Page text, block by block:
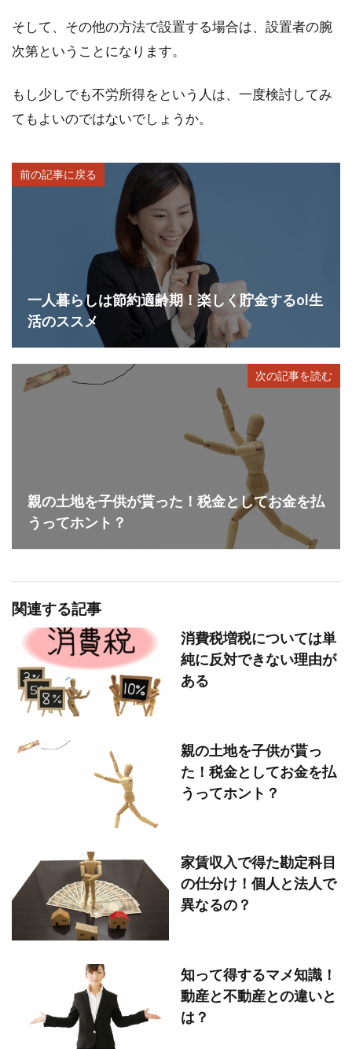
そして、その他の方法で設置する場合は、設置者の腕
次第ということになります。
もし少しでも不労所得をという人は、一度検討してみ
てもよいのではないでしょうか。
前の記事に戻る
一人暮らしは節約適齢期！楽しく貯金するol生
活のススメ
次の記事を読む
親の土地を子供が貰った！税金としてお金を払
うってホント？
関連する記事
消費税増税については単
純に反対できない理由が
ある
親の土地を子供が貰っ
た！税金としてお金を払
うってホント？
家賃収入で得た勘定科目
の仕分け！個人と法人で
異なるの？
知って得するマメ知識！
動産と不動産との違いと
は？